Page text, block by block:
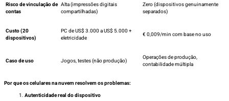
Risco de vinculação de
contas
Alta (impressões digitais
compartilhadas)
Zero (dispositivos genuinamente
separados)
Custo (20
dispositivos)
PC de US$ 3.000 a US$ 5.000 +
eletricidade
€ 0,009/min com base no uso
Caso de uso Jogos, testes (não produção)
Operações de produção,
contabilidade múltipla
Por que os celulares na nuvem resolvem os problemas:
Autenticidade real do dispositivo